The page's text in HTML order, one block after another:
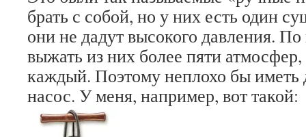
брать с собой, но у них есть один
они не дадут высокого давления.
выжать из них более пяти
каждый. Поэтому неплохо бы иметь
насос. У меня, например, вот такой: